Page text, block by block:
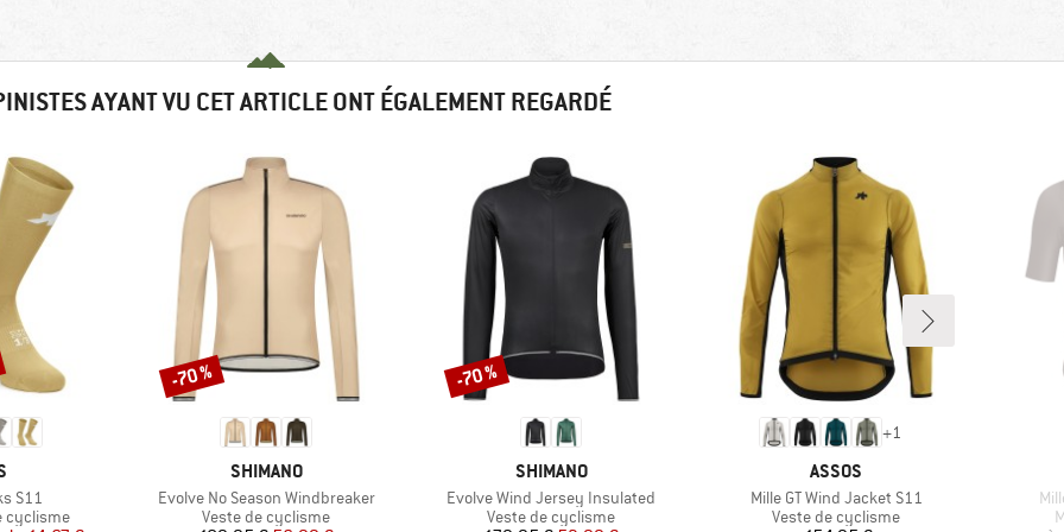
AYANT VU CET ARTICLE ONT ÉGALEMENT REGARDÉ
S11
cyclisme
MARQUE
SHIMANO
Article
Evolve No Season Windbreaker
Product group
Veste de cyclisme
Remise
-70 %
MARQUE
SHIMANO
Article
Evolve Wind Jersey Insulated
Product group
Veste de cyclisme
Remise
-70 %
+1
MARQUE
ASSOS
Article
Mille GT Wind Jacket S11
Product group
Veste de cyclisme